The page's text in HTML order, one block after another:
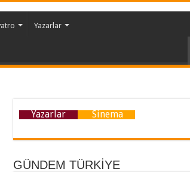
Yazarlar
Yazarlar Sinema
GÜNDEM TÜRKİYE